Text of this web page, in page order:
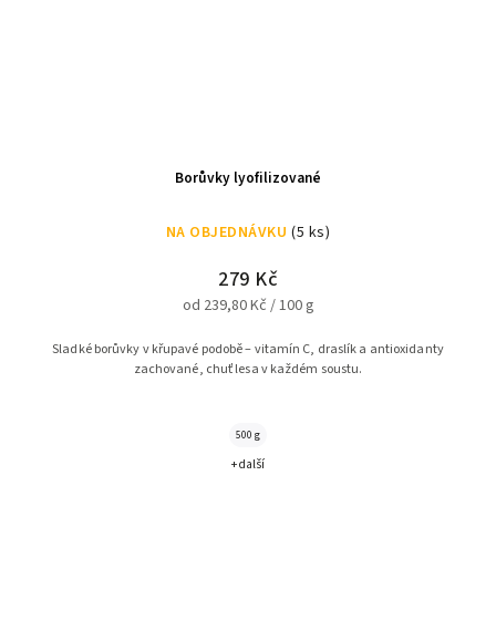
Borůvky lyofilizované
NA OBJEDNÁVKU (5 ks)
279 Kč
od 239,80 Kč / 100 g
Sladké borůvky v křupavé podobě – vitamín C, draslík a antioxidanty
zachované, chuť lesa v každém soustu.
500 g
+ další